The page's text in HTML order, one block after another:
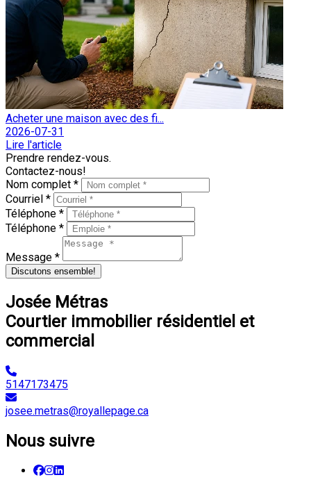
Acheter une maison avec des fi...
2026-07-31
Lire l'article
Prendre rendez-vous.
Contactez-nous!
Nom complet *
Courriel *
Téléphone *
Téléphone *
Message *
Discutons ensemble!
Josée Métras
Courtier immobilier résidentiel et
commercial
5147173475
josee.metras@royallepage.ca
Nous suivre